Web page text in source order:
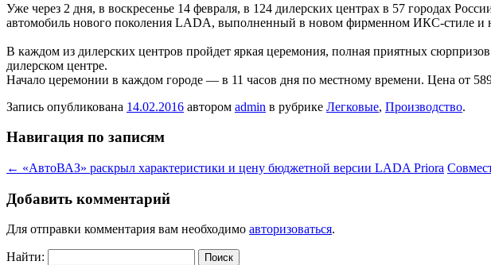
Уже через 2 дня, в воскресенье 14 февраля, в 124 дилерских центрах в 57 городах
автомобиль нового поколения LADA, выполненный в новом фирменном ИКС-стиле и
В каждом из дилерских центров пройдет яркая церемония, полная приятных
дилерском центре.
Начало церемонии в каждом городе — в 11 часов дня по местному времени. Цена от
Запись опубликована 14.02.2016 автором admin в рубрике Легковые, Производство.
Навигация по записям
← «АвтоВАЗ» раскрыл характеристики и цену бюджетной версии LADA Priora
Добавить комментарий
Для отправки комментария вам необходимо авторизоваться.
Найти: